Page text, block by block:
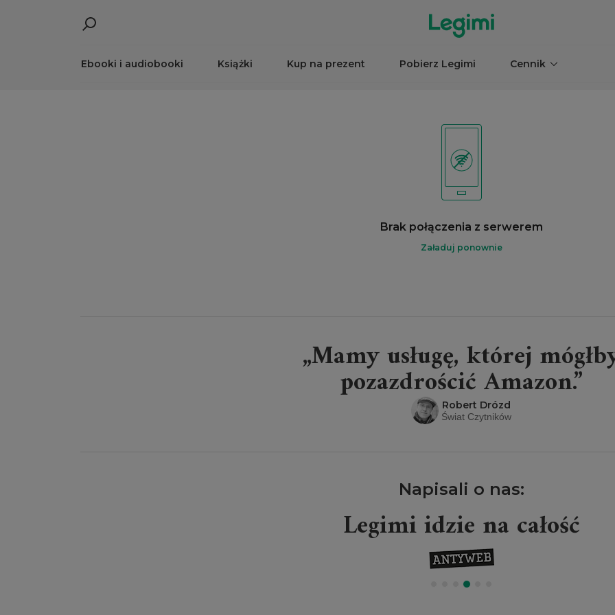
Ebooki i audiobooki Książki Kup na prezent Pobierz Legimi Cennik
Brak połączenia z serwerem
Załaduj ponownie
„Mamy usługę, której
pozazdrościć Amazon.”
Robert Drózd
Świat Czytników
Napisali o nas:
Legimi idzie na całość